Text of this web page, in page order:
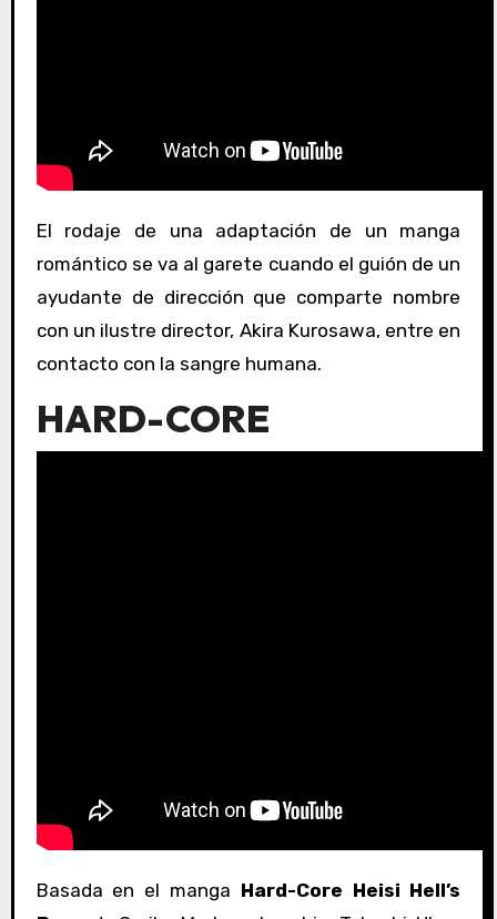
El rodaje de una adaptación de un manga
romántico se va al garete cuando el guión de un
ayudante de dirección que comparte nombre
con un ilustre director, Akira Kurosawa, entre en
contacto con la sangre humana.
HARD-CORE
Basada en el manga Hard-Core Heisi Hell’s